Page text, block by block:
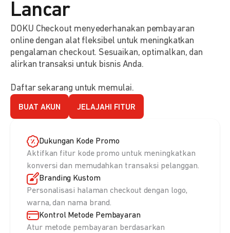
Lancar
DOKU Checkout menyederhanakan pembayaran
online dengan alat fleksibel untuk meningkatkan
pengalaman checkout. Sesuaikan, optimalkan, dan
alirkan transaksi untuk bisnis Anda.
Daftar sekarang untuk memulai.
BUAT AKUN JELAJAHI FITUR
Dukungan Kode Promo
Aktifkan fitur kode promo untuk meningkatkan
konversi dan memudahkan transaksi pelanggan.
Branding Kustom
Personalisasi halaman checkout dengan logo,
warna, dan nama brand.
Kontrol Metode Pembayaran
Atur metode pembayaran berdasarkan